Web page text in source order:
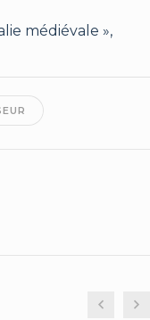
médiévale »,